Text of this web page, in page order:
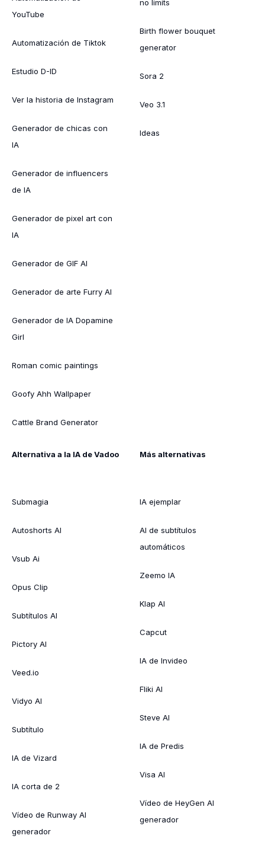
YouTube
Automatización de Tiktok
Estudio D-ID
Ver la historia de Instagram
Generador de chicas con
IA
Generador de influencers
de IA
Generador de pixel art con
IA
Generador de GIF AI
Generador de arte Furry AI
Generador de IA Dopamine
Girl
Roman comic paintings
Goofy Ahh Wallpaper
Cattle Brand Generator
no limits
Birth flower bouquet
generator
Sora 2
Veo 3.1
Ideas
Alternativa a la IA de Vadoo
Submagia
Autoshorts AI
Vsub Ai
Opus Clip
Subtítulos AI
Pictory AI
Veed.io
Vidyo AI
Subtítulo
IA de Vizard
IA corta de 2
Vídeo de Runway AI
generador
Más alternativas
IA ejemplar
AI de subtítulos
automáticos
Zeemo IA
Klap AI
Capcut
IA de Invideo
Fliki AI
Steve AI
IA de Predis
Visa AI
Vídeo de HeyGen AI
generador